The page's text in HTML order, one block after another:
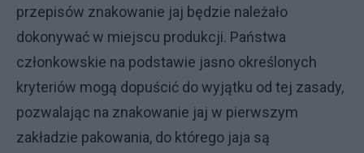
przepisów znakowanie jaj będzie należało
dokonywać w miejscu produkcji. Państwa
członkowskie na podstawie jasno określonych
kryteriów mogą dopuścić do wyjątku od tej zasady,
pozwalając na znakowanie jaj w pierwszym
zakładzie pakowania, do którego jaja są